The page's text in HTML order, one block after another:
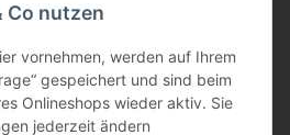
Co nutzen
vornehmen, werden auf Ihrem
gespeichert und sind beim
Onlineshops wieder aktiv. Sie
jederzeit ändern